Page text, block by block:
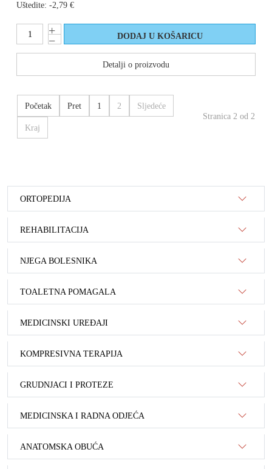
Uštedite: -2,79 €
Detalji o proizvodu
Početak Pret 1 2 Sljedeće
Kraj
Stranica 2 od 2
ORTOPEDIJA
REHABILITACIJA
NJEGA BOLESNIKA
TOALETNA POMAGALA
MEDICINSKI UREĐAJI
KOMPRESIVNA TERAPIJA
GRUDNJACI I PROTEZE
MEDICINSKA I RADNA ODJEĆA
ANATOMSKA OBUĆA